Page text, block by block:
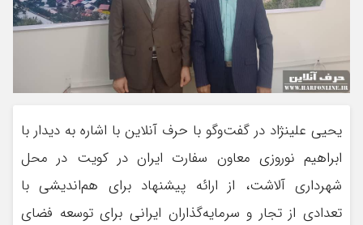
یحیی علینژاد در گفت‌وگو با حرف آنلاین با اشاره به دیدار با
ابراهیم نوروزی معاون سفارت ایران در کویت در محل
شهرداری آلاشت، از ارائه پیشنهاد برای هم‌اندیشی با
تعدادی از تجار و سرمایه‌گذاران ایرانی برای توسعه فضای